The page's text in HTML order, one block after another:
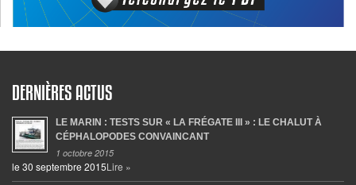
DERNIÈRES ACTUS
LE MARIN : TESTS SUR « LA FRÉGATE III » : LE CHALUT À
CÉPHALOPODES CONVAINCANT
1 octobre 2015
le 30 septembre 2015Lire »